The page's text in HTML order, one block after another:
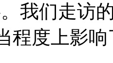
我们走访
程度上影